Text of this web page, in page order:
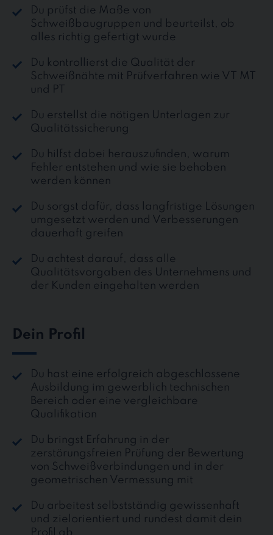
Du prüfst die Maße von
Schweißbaugruppen und beurteilst, ob
alles richtig gefertigt wurde
Du kontrollierst die Qualität der
Schweißnähte mit Prüfverfahren wie VT MT
und PT
Du erstellst die nötigen Unterlagen zur
Qualitätssicherung
Du hilfst dabei herauszufinden, warum
Fehler entstehen und wie sie behoben
werden können
Du sorgst dafür, dass langfristige Lösungen
umgesetzt werden und Verbesserungen
dauerhaft greifen
Du achtest darauf, dass alle
Qualitätsvorgaben des Unternehmens und
der Kunden eingehalten werden
Dein Profil
Du hast eine erfolgreich abgeschlossene
Ausbildung im gewerblich technischen
Bereich oder eine vergleichbare
Qualifikation
Du bringst Erfahrung in der
zerstörungsfreien Prüfung der Bewertung
von Schweißverbindungen und in der
geometrischen Vermessung mit
Du arbeitest selbstständig gewissenhaft
und zielorientiert und rundest damit dein